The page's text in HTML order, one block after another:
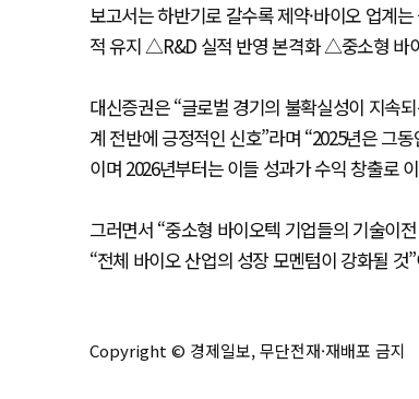
보고서는 하반기로 갈수록 제약·바이오 업계
적 유지 △R&D 실적 반영 본격화 △중소형 바
대신증권은 “글로벌 경기의 불확실성이 지속
계 전반에 긍정적인 신호”라며 “2025년은 그
이며 2026년부터는 이들 성과가 수익 창출로
그러면서 “중소형 바이오텍 기업들의 기술이
“전체 바이오 산업의 성장 모멘텀이 강화될 것
Copyright © 경제일보, 무단전재·재배포 금지